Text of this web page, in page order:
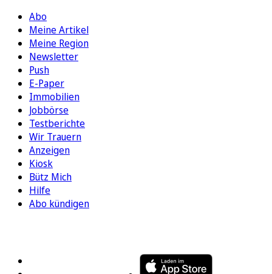
Abo
Meine Artikel
Meine Region
Newsletter
Push
E-Paper
Immobilien
Jobbörse
Testberichte
Wir Trauern
Anzeigen
Kiosk
Bütz Mich
Hilfe
Abo kündigen